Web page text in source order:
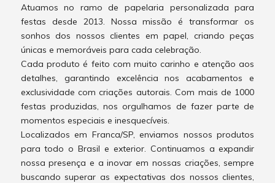
Atuamos no ramo de papelaria personalizada para
festas desde 2013. Nossa missão é transformar os
sonhos dos nossos clientes em papel, criando peças
únicas e memoráveis para cada celebração.
Cada produto é feito com muito carinho e atenção aos
detalhes, garantindo excelência nos acabamentos e
exclusividade com criações autorais. Com mais de 1000
festas produzidas, nos orgulhamos de fazer parte de
momentos especiais e inesquecíveis.
Localizados em Franca/SP, enviamos nossos produtos
para todo o Brasil e exterior. Continuamos a expandir
nossa presença e a inovar em nossas criações, sempre
buscando superar as expectativas dos nossos clientes,